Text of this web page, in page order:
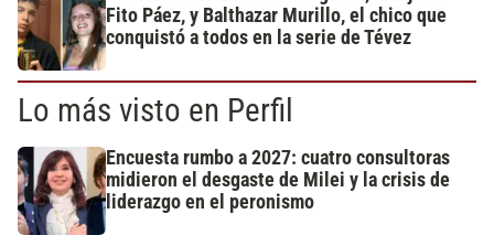
Fito Páez, y Balthazar Murillo, el chico que
conquistó a todos en la serie de Tévez
Lo más visto en Perfil
Encuesta rumbo a 2027: cuatro consultoras
midieron el desgaste de Milei y la crisis de
liderazgo en el peronismo